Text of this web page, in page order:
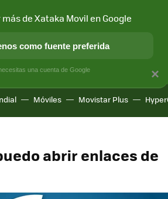
Y SOCIEDAD APLICACIONES
Móviles Movistar Plus
abrir enlaces de
×
de Xataka Movil en Google
como fuente preferida
una cuenta de Google